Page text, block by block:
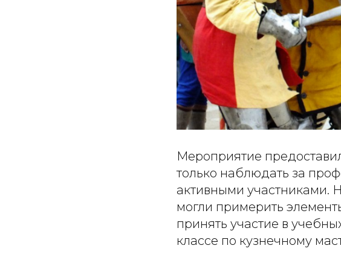
Мероприятие
только наблюдать за
активными участниками.
могли примерить
принять участие в
классе по кузнечному